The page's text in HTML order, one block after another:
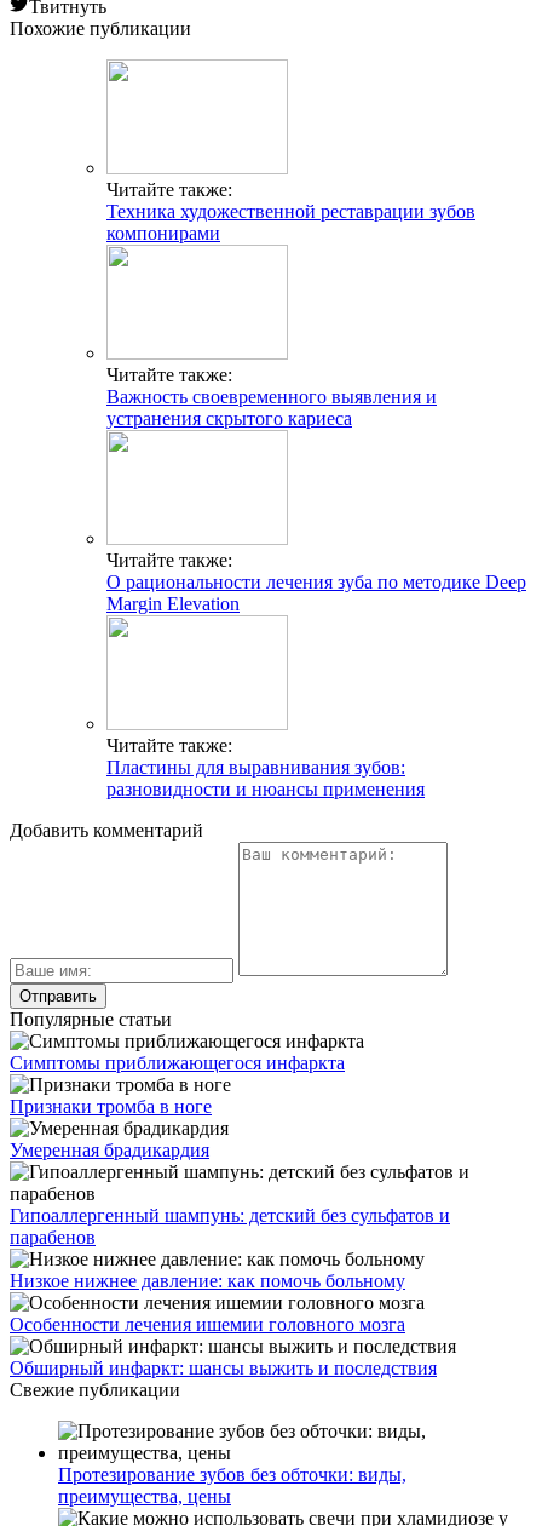
Твитнуть
Похожие публикации
Читайте также:
Техника художественной реставрации зубов
компонирами
Читайте также:
Важность своевременного выявления и
устранения скрытого кариеса
Читайте также:
О рациональности лечения зуба по методике Deep
Margin Elevation
Читайте также:
Пластины для выравнивания зубов:
разновидности и нюансы применения
Добавить комментарий
Популярные статьи
Симптомы приближающегося инфаркта
Признаки тромба в ноге
Умеренная брадикардия
Гипоаллергенный шампунь: детский без сульфатов и
парабенов
Низкое нижнее давление: как помочь больному
Особенности лечения ишемии головного мозга
Обширный инфаркт: шансы выжить и последствия
Свежие публикации
Протезирование зубов без обточки: виды,
преимущества, цены